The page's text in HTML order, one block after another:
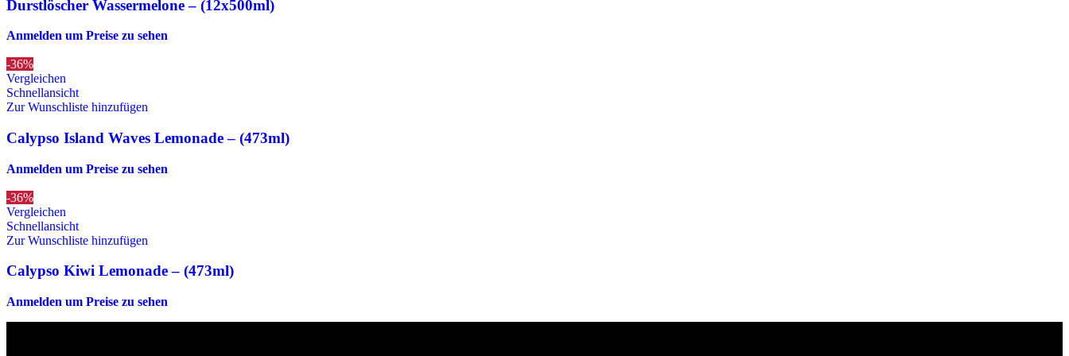
Durstlöscher Wassermelone – (12x500ml)
Anmelden um Preise zu sehen
-36%
Vergleichen
Schnellansicht
Zur Wunschliste hinzufügen
Calypso Island Waves Lemonade – (473ml)
Anmelden um Preise zu sehen
-36%
Vergleichen
Schnellansicht
Zur Wunschliste hinzufügen
Calypso Kiwi Lemonade – (473ml)
Anmelden um Preise zu sehen